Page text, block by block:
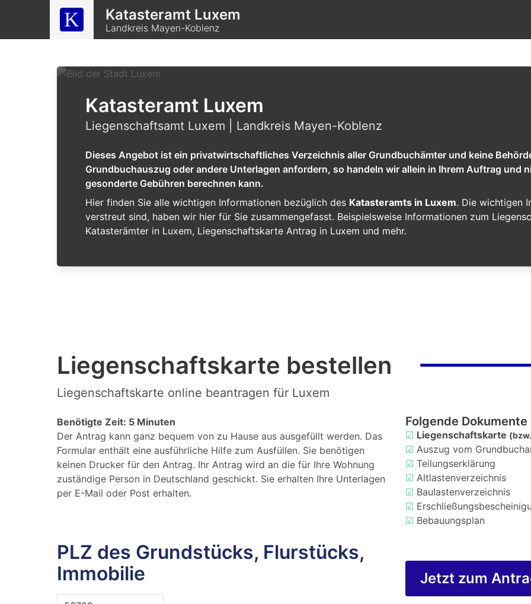
Katasteramt Luxem
Landkreis Mayen-Koblenz
Katasteramt Luxem
Liegenschaftsamt Luxem | Landkreis Mayen-Koblenz
Dieses Angebot ist ein privatwirtschaftliches Verzeichnis aller Grundbuchämter und keine
Grundbuchauszug oder andere Unterlagen anfordern, so handeln wir allein in Ihrem Auftrag und
gesonderte Gebühren berechnen kann.
Hier finden Sie alle wichtigen Informationen bezüglich des Katasteramts in Luxem. Die wichtigen
verstreut sind, haben wir hier für Sie zusammengefasst. Beispielsweise Informationen zum
Katasterämter in Luxem, Liegenschaftskarte Antrag in Luxem und mehr.
Liegenschaftskarte bestellen
Liegenschaftskarte online beantragen für Luxem
Benötigte Zeit: 5 Minuten
Der Antrag kann ganz bequem von zu Hause aus ausgefüllt werden. Das
Formular enthält eine ausführliche Hilfe zum Ausfüllen. Sie benötigen
keinen Drucker für den Antrag. Ihr Antrag wird an die für Ihre Wohnung
zuständige Person in Deutschland geschickt. Sie erhalten Ihre Unterlagen
per E-Mail oder Post erhalten.
Folgende
☑ Liegenschaftskarte
☑ Auszug vom
☑ Teilungserklärung
☑ Altlastenverzeichnis
☑ Baulastenverzeichnis
☑
☑ Bebauungsplan
PLZ des Grundstücks, Flurstücks,
Immobilie
Jetzt zum